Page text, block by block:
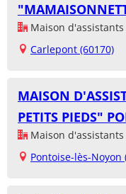
Maison
Carlepont (60170)
MAISON
PETITS PIEDS"
Maison
Pontoise-lès-Noyon